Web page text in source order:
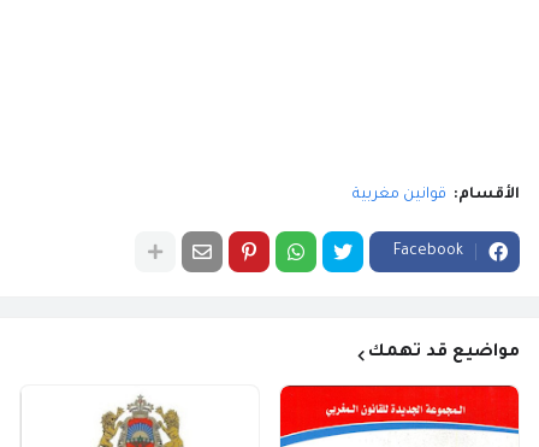
الأقسام: قوانين مغربية
Facebook
مواضيع قد تهمك